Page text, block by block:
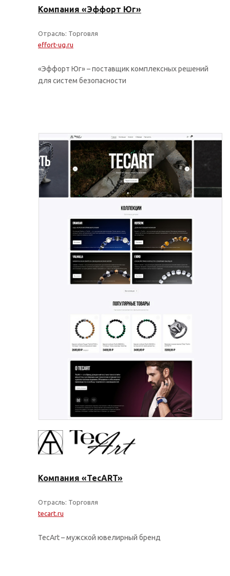
Компания «Эффорт Юг»
Отрасль: Торговля
effort-ug.ru
«Эффорт Юг» – поставщик комплексных решений
для систем безопасности
Компания «TecART»
Отрасль: Торговля
tecart.ru
TecArt – мужской ювелирный бренд